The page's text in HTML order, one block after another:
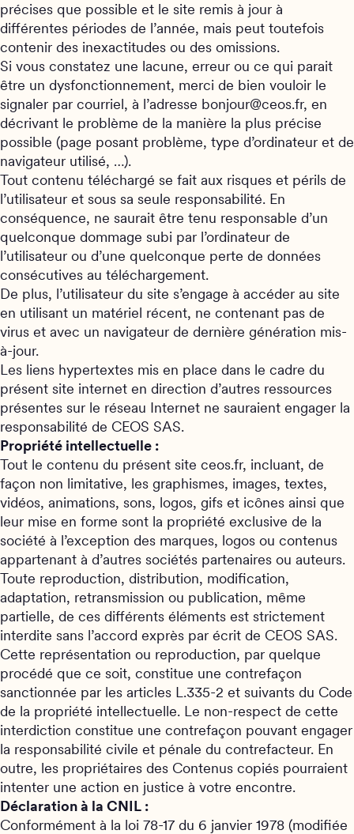
précises que possible et le site remis à jour à
différentes périodes de l’année, mais peut toutefois
contenir des inexactitudes ou des omissions.
Si vous constatez une lacune, erreur ou ce qui parait
être un dysfonctionnement, merci de bien vouloir le
signaler par courriel, à l’adresse bonjour@ceos.fr, en
décrivant le problème de la manière la plus précise
possible (page posant problème, type d’ordinateur et de
navigateur utilisé, …).
Tout contenu téléchargé se fait aux risques et périls de
l’utilisateur et sous sa seule responsabilité. En
conséquence, ne saurait être tenu responsable d’un
quelconque dommage subi par l’ordinateur de
l’utilisateur ou d’une quelconque perte de données
consécutives au téléchargement.
De plus, l’utilisateur du site s’engage à accéder au site
en utilisant un matériel récent, ne contenant pas de
virus et avec un navigateur de dernière génération mis-
à-jour.
Les liens hypertextes mis en place dans le cadre du
présent site internet en direction d’autres ressources
présentes sur le réseau Internet ne sauraient engager la
responsabilité de CEOS SAS.
Propriété intellectuelle :
Tout le contenu du présent site ceos.fr, incluant, de
façon non limitative, les graphismes, images, textes,
vidéos, animations, sons, logos, gifs et icônes ainsi que
leur mise en forme sont la propriété exclusive de la
société à l’exception des marques, logos ou contenus
appartenant à d’autres sociétés partenaires ou auteurs.
Toute reproduction, distribution, modification,
adaptation, retransmission ou publication, même
partielle, de ces différents éléments est strictement
interdite sans l’accord exprès par écrit de CEOS SAS.
Cette représentation ou reproduction, par quelque
procédé que ce soit, constitue une contrefaçon
sanctionnée par les articles L.335-2 et suivants du Code
de la propriété intellectuelle. Le non-respect de cette
interdiction constitue une contrefaçon pouvant engager
la responsabilité civile et pénale du contrefacteur. En
outre, les propriétaires des Contenus copiés pourraient
intenter une action en justice à votre encontre.
Déclaration à la CNIL :
Conformément à la loi 78-17 du 6 janvier 1978 (modifiée